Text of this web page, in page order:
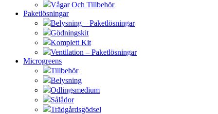
Vågar Och Tillbehör
Paketlösningar
Belysning – Paketlösningar
Gödningskit
Komplett Kit
Ventilation – Paketlösningar
Microgreens
Tillbehör
Belysning
Odlingsmedium
Sålådor
Trädgårdsgödsel